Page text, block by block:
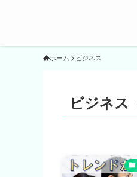
ホーム ビジネス
ビジネス